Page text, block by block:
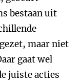
bestaan uit
maar niet
gaat wel
juiste acties